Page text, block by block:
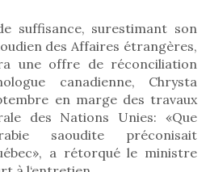
suffisance, surestimant son
des Affaires étrangères,
une offre de réconciliation
canadienne, Chrysta
en marge des travaux
des Nations Unies: «Que
saoudite préconisait
a rétorqué le ministre